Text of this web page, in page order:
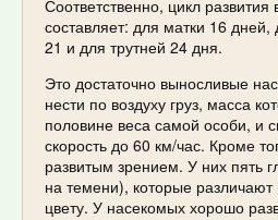
Соответственно, цикл развития
составляет: для матки 16
21 и для трутней 24 дня.
Это достаточно выносливые
нести по воздуху груз, масса
половине веса самой особи, и
скорость до 60 км/час. Кроме
развитым зрением. У них пять
на темени), которые
цвету. У насекомых хорошо